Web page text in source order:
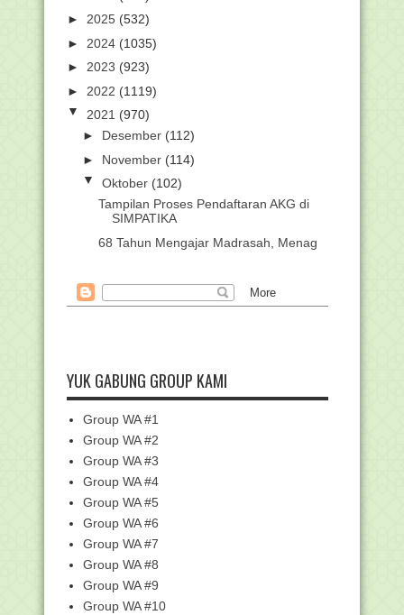
► 2025 (532)
► 2024 (1035)
► 2023 (923)
► 2022 (1119)
▼ 2021 (970)
► Desember (112)
► November (114)
▼ Oktober (102)
Tampilan Proses Pendaftaran AKG di
SIMPATIKA
68 Tahun Mengajar Madrasah, Menag
Cara Cek Kelengkapan Peserta Bimtek
Ponpes Yasin Ba...
Sedikit Evaluasi mengenai Survei
Surat Edaran Percepatan Penyaluran
Dana Insentif 2021
Pelaksanaan Asesmen Guru dan
Tenaga Kependidikan T...
Surat Edaran Pengisian Pendataan
Peserta Bimtek AK...
Beasiswa 10.000 Microblog
Competition, Untuk Siswa...
Kumpulan Twibbon Hari Sumpah
Pemuda 2021
YUK GABUNG GROUP KAMI
Group WA #1
Group WA #2
Group WA #3
Group WA #4
Group WA #5
Group WA #6
Group WA #7
Group WA #8
Group WA #9
Group WA #10